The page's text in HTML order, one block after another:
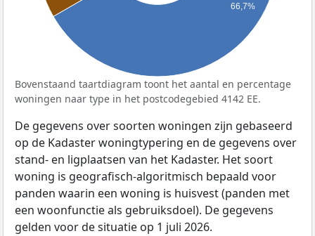
66,7%
Bovenstaand taartdiagram toont het aantal en percentage
woningen naar type in het postcodegebied 4142 EE.
De gegevens over soorten woningen zijn gebaseerd
op de Kadaster woningtypering en de gegevens over
stand- en ligplaatsen van het Kadaster. Het soort
woning is geografisch-algoritmisch bepaald voor
panden waarin een woning is huisvest (panden met
een woonfunctie als gebruiksdoel). De gegevens
gelden voor de situatie op 1 juli 2026.